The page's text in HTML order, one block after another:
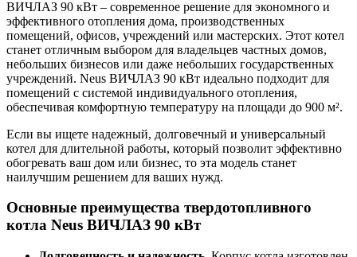
ВИЧЛАЗ 90 кВт – современное решение для экономного и
эффективного отопления дома, производственных
помещений, офисов, учреждений или мастерских. Этот котел
станет отличным выбором для владельцев частных домов,
небольших бизнесов или даже небольших государственных
учреждений. Neus ВИЧЛАЗ 90 кВт идеально подходит для
помещений с системой индивидуального отопления,
обеспечивая комфортную температуру на площади до 900 м².
Если вы ищете надежный, долговечный и универсальный
котел для длительной работы, который позволит эффективно
обогревать ваш дом или бизнес, то эта модель станет
наилучшим решением для ваших нужд.
Основные преимущества твердотопливного
котла Neus ВИЧЛАЗ 90 кВт